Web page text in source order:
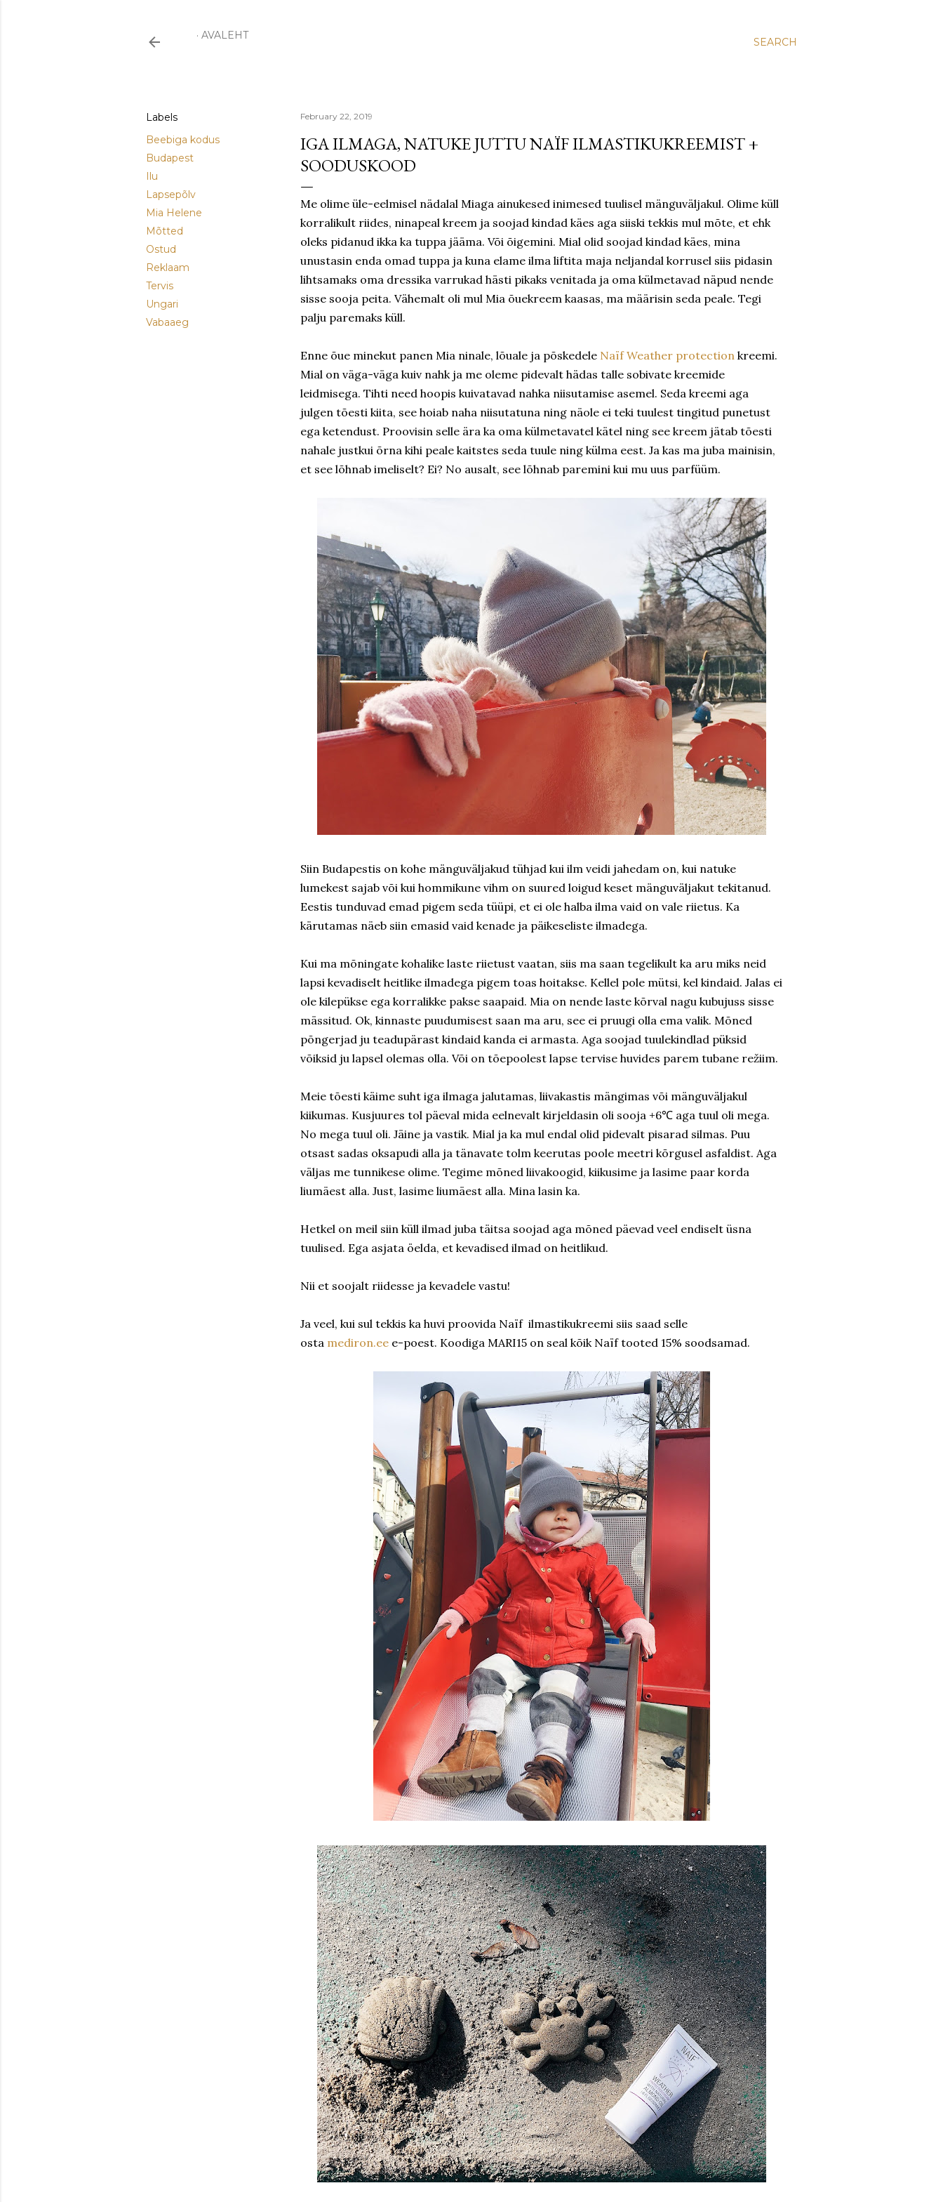
SEARCH
AVALEHT
Labels
Beebiga kodus
Budapest
Ilu
Lapsepõlv
Mia Helene
Mõtted
Ostud
Reklaam
Tervis
Ungari
Vabaaeg
February 22, 2019
IGA ILMAGA, NATUKE JUTTU NAÏF ILMASTIKUKREEMIST +
SOODUSKOOD
Me olime üle-eelmisel nädalal Miaga ainukesed inimesed tuulisel mänguväljakul. Olime küll
korralikult riides, ninapeal kreem ja soojad kindad käes aga siiski tekkis mul mõte, et ehk
oleks pidanud ikka ka tuppa jääma. Või õigemini. Mial olid soojad kindad käes, mina
unustasin enda omad tuppa ja kuna elame ilma liftita maja neljandal korrusel siis pidasin
lihtsamaks oma dressika varrukad hästi pikaks venitada ja oma külmetavad näpud nende
sisse sooja peita. Vähemalt oli mul Mia õuekreem kaasas, ma määrisin seda peale. Tegi
palju paremaks küll.
Enne õue minekut panen Mia ninale, lõuale ja põskedele Naïf Weather protection kreemi.
Mial on väga-väga kuiv nahk ja me oleme pidevalt hädas talle sobivate kreemide
leidmisega. Tihti need hoopis kuivatavad nahka niisutamise asemel. Seda kreemi aga
julgen tõesti kiita, see hoiab naha niisutatuna ning näole ei teki tuulest tingitud punetust
ega ketendust. Proovisin selle ära ka oma külmetavatel kätel ning see kreem jätab tõesti
nahale justkui õrna kihi peale kaitstes seda tuule ning külma eest. Ja kas ma juba mainisin,
et see lõhnab imeliselt? Ei? No ausalt, see lõhnab paremini kui mu uus parfüüm.
Siin Budapestis on kohe mänguväljakud tühjad kui ilm veidi jahedam on, kui natuke
lumekest sajab või kui hommikune vihm on suured loigud keset mänguväljakut tekitanud.
Eestis tunduvad emad pigem seda tüüpi, et ei ole halba ilma vaid on vale riietus. Ka
kärutamas näeb siin emasid vaid kenade ja päikeseliste ilmadega.
Kui ma mõningate kohalike laste riietust vaatan, siis ma saan tegelikult ka aru miks neid
lapsi kevadiselt heitlike ilmadega pigem toas hoitakse. Kellel pole mütsi, kel kindaid. Jalas ei
ole kilepükse ega korralikke pakse saapaid. Mia on nende laste kõrval nagu kubujuss sisse
mässitud. Ok, kinnaste puudumisest saan ma aru, see ei pruugi olla ema valik. Mõned
põngerjad ju teadupärast kindaid kanda ei armasta. Aga soojad tuulekindlad püksid
võiksid ju lapsel olemas olla. Või on tõepoolest lapse tervise huvides parem tubane režiim.
Meie tõesti käime suht iga ilmaga jalutamas, liivakastis mängimas või mänguväljakul
kiikumas. Kusjuures tol päeval mida eelnevalt kirjeldasin oli sooja +6℃ aga tuul oli mega.
No mega tuul oli. Jäine ja vastik. Mial ja ka mul endal olid pidevalt pisarad silmas. Puu
otsast sadas oksapudi alla ja tänavate tolm keerutas poole meetri kõrgusel asfaldist. Aga
väljas me tunnikese olime. Tegime mõned liivakoogid, kiikusime ja lasime paar korda
liumäest alla. Just, lasime liumäest alla. Mina lasin ka.
Hetkel on meil siin küll ilmad juba täitsa soojad aga mõned päevad veel endiselt üsna
tuulised. Ega asjata öelda, et kevadised ilmad on heitlikud.
Nii et soojalt riidesse ja kevadele vastu!
Ja veel, kui sul tekkis ka huvi proovida Naïf ilmastikukreemi siis saad selle
osta mediron.ee e-poest. Koodiga MARI15 on seal kõik Naïf tooted 15% soodsamad.